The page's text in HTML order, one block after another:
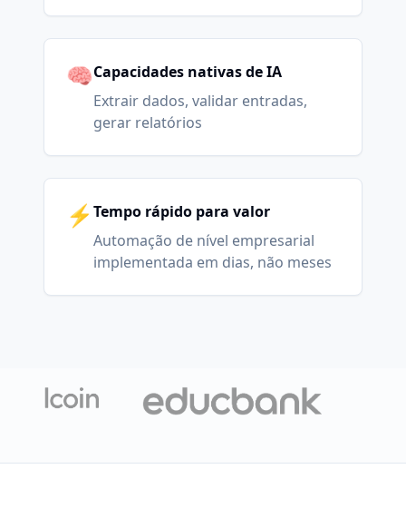
🧠Capacidades nativas de IA
Extrair dados, validar entradas,
gerar relatórios
⚡ Tempo rápido para valor
Automação de nível empresarial
implementada em dias, não meses